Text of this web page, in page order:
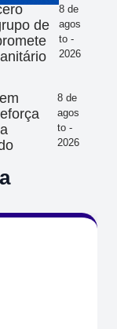
de
8 de
agos
to -
2026
8 de
agos
to -
2026